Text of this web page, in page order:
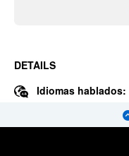
DETAILS
Idiomas hablados: